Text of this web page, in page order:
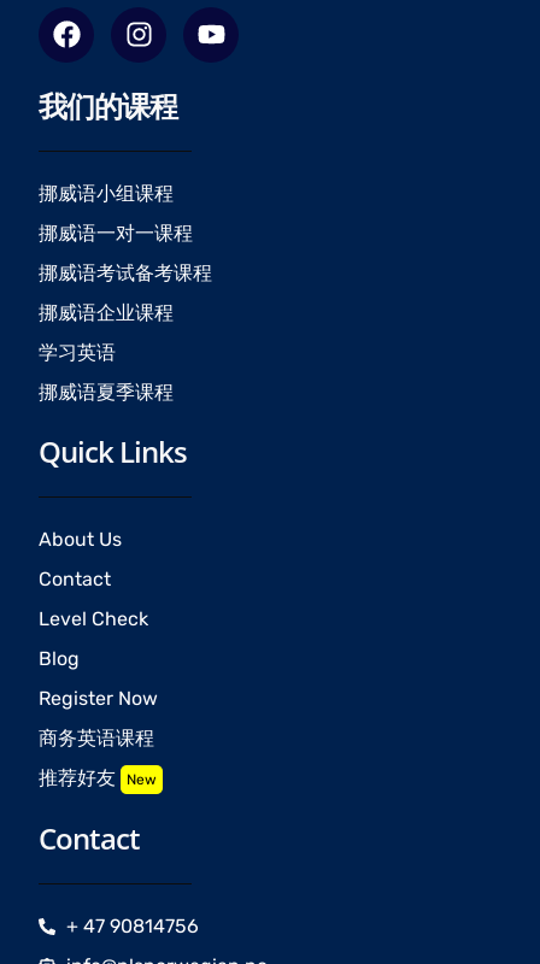
F
a
e
b
o
o
k
I
n
t
a
g
r
a
m
Y
o
我们的课程
挪威语小组课程
挪威语一对一课程
挪威语考试备考课程
挪威语企业课程
学习英语
挪威语夏季课程
Quick Links
About Us
Contact
Level Check
Blog
Register Now
商务英语课程
推荐好友 New
Contact
+ 47 90814756